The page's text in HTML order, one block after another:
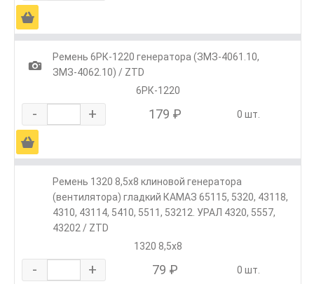
Ä
1
Ремень 6РК-1220 генератора (ЗМЗ-4061.10,
ЗМЗ-4062.10) / ZTD
6РК-1220
- + 179 ₽ 0 шт.
Ä
Ремень 1320 8,5х8 клиновой генератора
(вентилятора) гладкий КАМАЗ 65115, 5320, 43118,
4310, 43114, 5410, 5511, 53212. УРАЛ 4320, 5557,
43202 / ZTD
1320 8,5х8
- + 79 ₽ 0 шт.